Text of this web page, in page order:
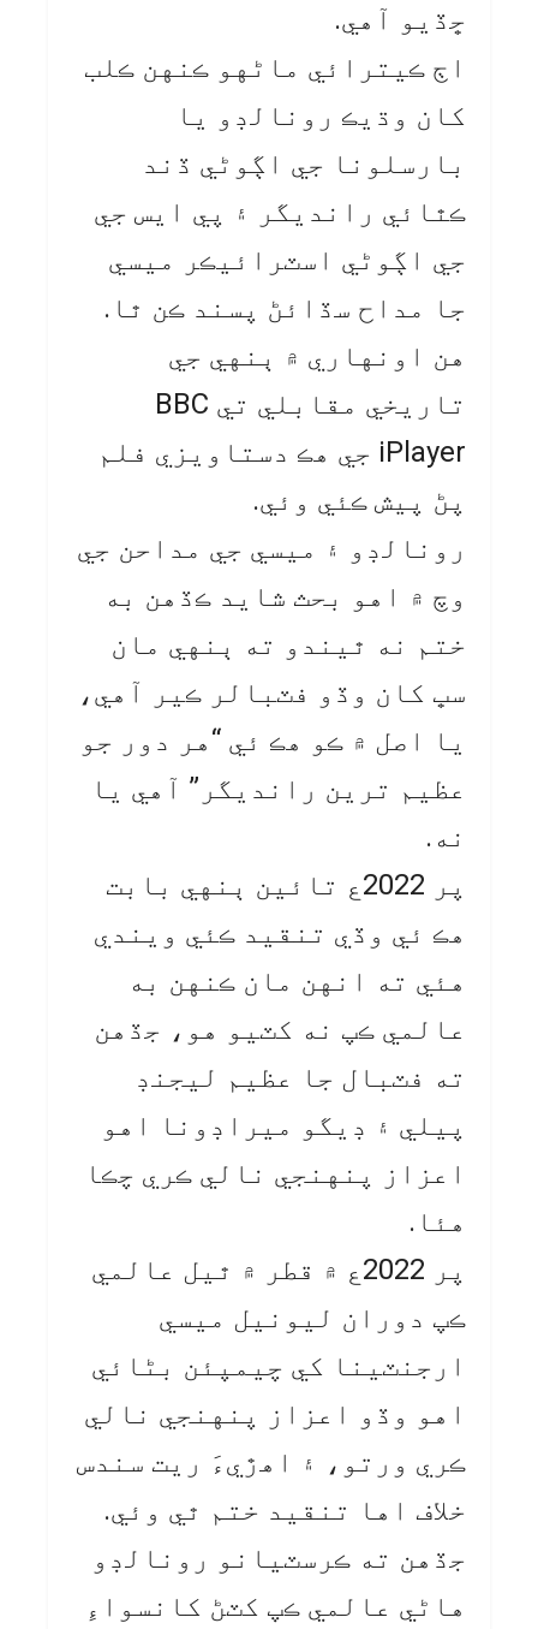
ڇڏيو آهي.
اڄ ڪيترائي ماڻهو ڪنهن ڪلب
کان وڌيڪ رونالڊو يا
بارسلونا جي اڳوڻي ڏند
ڪٿائي رانديگر ۽ پي ايس جي
جي اڳوڻي اسٽرائيڪر ميسي
جا مداح سڏائڻ پسند ڪن ٿا.
هن اونهاري ۾ ٻنهي جي
تاريخي مقابلي تي BBC
iPlayer جي هڪ دستاويزي فلم
پڻ پيش ڪئي وئي.
رونالڊو ۽ ميسي جي مداحن جي
وچ ۾ اهو بحث شايد ڪڏهن به
ختم نه ٿيندو ته ٻنهي مان
سڀ کان وڏو فٽبالر ڪير آهي،
يا اصل ۾ ڪو هڪ ئي “هر دور جو
عظيم ترين رانديگر” آهي يا
نه.
پر 2022ع تائين ٻنهي بابت
هڪ ئي وڏي تنقيد ڪئي ويندي
هئي ته انهن مان ڪنهن به
عالمي ڪپ نه کٽيو هو، جڏهن
ته فٽبال جا عظيم ليجنڊ
پيلي ۽ ڊيگو ميراڊونا اهو
اعزاز پنهنجي نالي ڪري چڪا
هئا.
پر 2022ع ۾ قطر ۾ ٿيل عالمي
ڪپ دوران ليونيل ميسي
ارجنٽينا کي چيمپئن بڻائي
اهو وڏو اعزاز پنهنجي نالي
ڪري ورتو، ۽ اهڙيءَ ريت سندس
خلاف اها تنقيد ختم ٿي وئي.
جڏهن ته ڪرسٽيانو رونالڊو
هاڻي عالمي ڪپ کٽڻ کانسواءِ